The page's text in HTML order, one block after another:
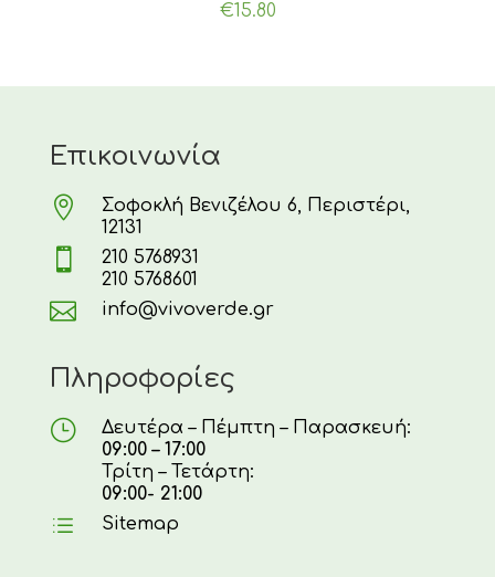
€15.80
Επικοινωνία

Σοφοκλή Βενιζέλου 6, Περιστέρι,
12131

210 5768931
210 5768601
 info@vivoverde.gr
Πληροφορίες
}
Δευτέρα – Πέμπτη – Παρασκευή:
09:00 – 17:00
Τρίτη – Τετάρτη:
09:00- 21:00
d Sitemap